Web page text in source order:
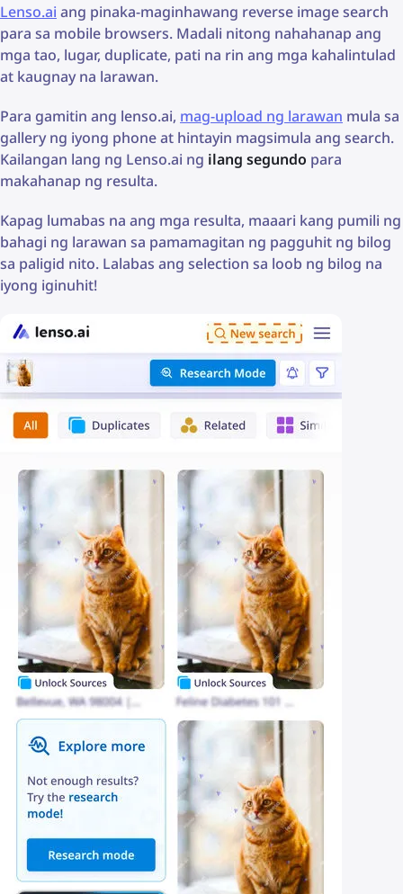
Lenso.ai ang pinaka-maginhawang reverse image search
para sa mobile browsers. Madali nitong nahahanap ang
mga tao, lugar, duplicate, pati na rin ang mga kahalintulad
at kaugnay na larawan.
Para gamitin ang lenso.ai, mag-upload ng larawan mula sa
gallery ng iyong phone at hintayin magsimula ang search.
Kailangan lang ng Lenso.ai ng ilang segundo para
makahanap ng resulta.
Kapag lumabas na ang mga resulta, maaari kang pumili ng
bahagi ng larawan sa pamamagitan ng pagguhit ng bilog
sa paligid nito. Lalabas ang selection sa loob ng bilog na
iyong iginuhit!